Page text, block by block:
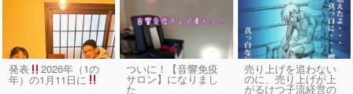
発表 2026年（1の
年）の1月11日に
ついに！【音響免疫
サロン】になりまし
た
売り上げを追わない
のに、売り上げが上
がるけつ子流経営の